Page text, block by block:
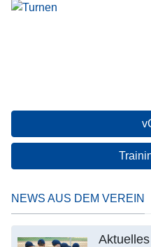
NEWS AUS DEM VEREIN